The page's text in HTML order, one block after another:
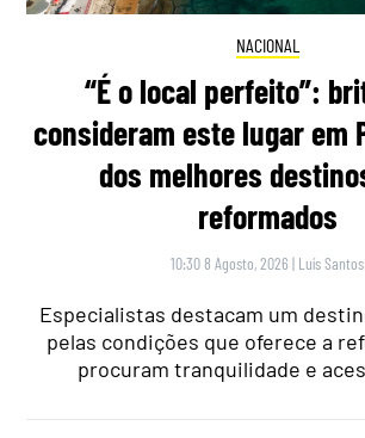
NACIONAL
“É o local perfeito”:
consideram este lugar em
dos melhores
reformados
10:30 8 Agosto, 2026 | Luís Santos
Especialistas destacam um
pelas condições que oferece a
procuram tranquilidade e